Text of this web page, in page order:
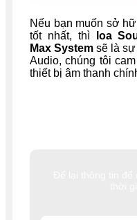
Nếu bạn muốn sở
tốt nhất, thì
loa
Max System sẽ là
Audio, chúng tôi
thiết bị âm thanh